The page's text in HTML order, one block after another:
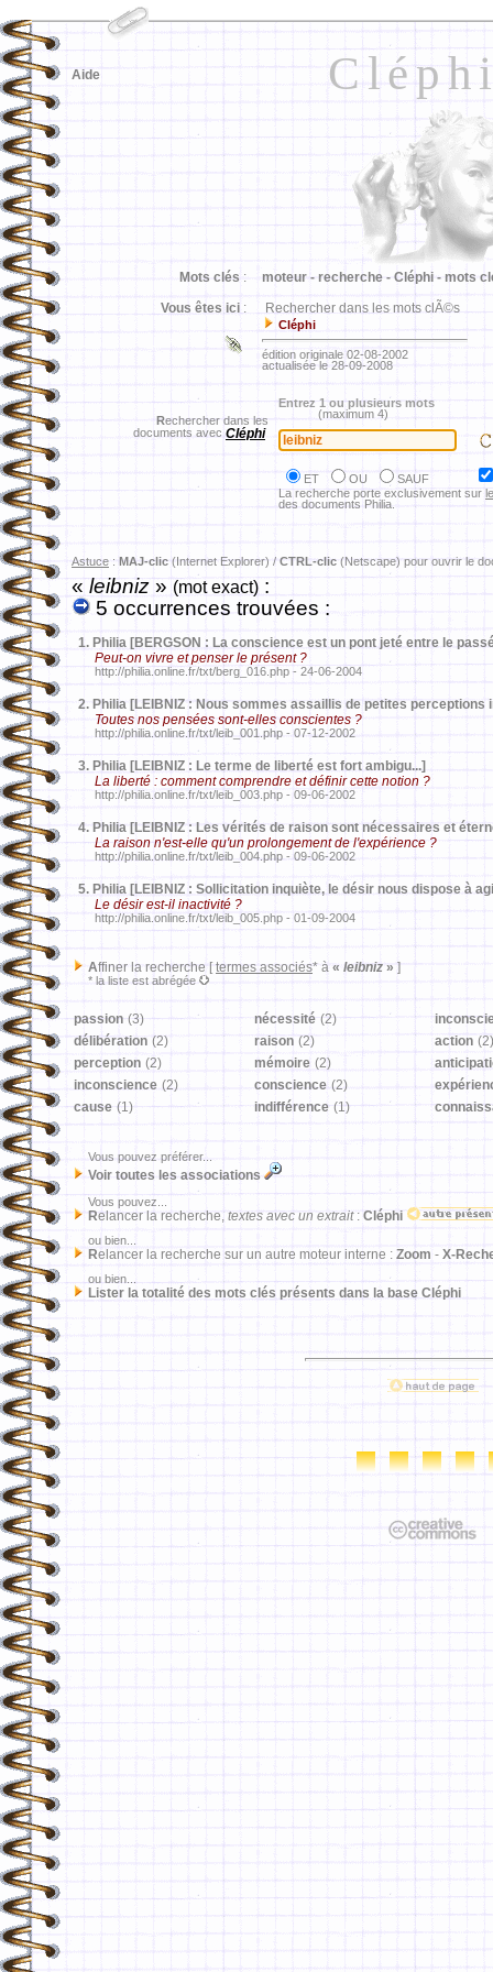
Aide
Mots clés : moteur - recherche - Cléphi - mots
Vous êtes ici : Rechercher dans les mots clÃ©s
Cléphi
édition originale 02-08-2002
actualisée le 28-09-2008
Rechercher dans les
documents avec Cléphi
Entrez 1 ou plusieurs mots
(maximum 4)
ET OU
SAUF
La recherche porte exclusivement sur
des documents Philia.
Astuce : MAJ-clic (Internet Explorer) / CTRL-clic (Netscape) pour ouvrir le
«leibniz» (mot exact) :
5 occurrences trouvées :
1. Philia [BERGSON : La conscience est un pont jeté entre le
Peut-on vivre et penser le présent ?
http://philia.online.fr/txt/berg_016.php - 24-06-2004
2. Philia [LEIBNIZ : Nous sommes assaillis de petites perceptions
Toutes nos pensées sont-elles conscientes ?
http://philia.online.fr/txt/leib_001.php - 07-12-2002
3. Philia [LEIBNIZ : Le terme de liberté est fort ambigu...]
La liberté : comment comprendre et définir cette notion ?
http://philia.online.fr/txt/leib_003.php - 09-06-2002
4. Philia [LEIBNIZ : Les vérités de raison sont nécessaires et
La raison n'est-elle qu'un prolongement de l'expérience ?
http://philia.online.fr/txt/leib_004.php - 09-06-2002
5. Philia [LEIBNIZ : Sollicitation inquiète, le désir nous dispose à
Le désir est-il inactivité ?
http://philia.online.fr/txt/leib_005.php - 01-09-2004
Affiner la recherche [ termes associés* à « leibniz » ]
* la liste est abrégée
passion (3) nécessité (2)
délibération (2) raison (2) action (2)
perception (2) mémoire (2)
inconscience (2) conscience (2)
cause (1) indifférence (1)
Vous pouvez préférer...
Voir toutes les associations
Vous pouvez...
Relancer la recherche, textes avec un extrait: Cléphi
ou bien...
Relancer la recherche sur un autre moteur interne : Zoom - X-
ou bien...
Lister la totalité des mots clés présents dans la base Cléphi